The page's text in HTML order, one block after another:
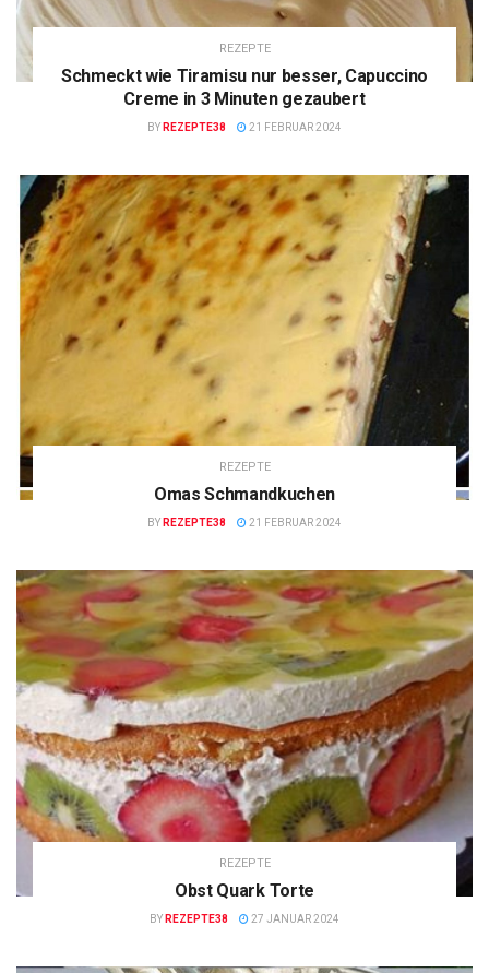
REZEPTE
Schmeckt wie Tiramisu nur besser, Capuccino
Creme in 3 Minuten gezaubert
BY REZEPTE38 21 FEBRUAR 2024
REZEPTE
Omas Schmandkuchen
BY REZEPTE38 21 FEBRUAR 2024
REZEPTE
Obst Quark Torte
BY REZEPTE38 27 JANUAR 2024